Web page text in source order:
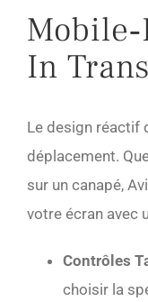
In
Le design réactif
déplacement.
sur un canapé,
votre écran avec
Contrôles
choisir la